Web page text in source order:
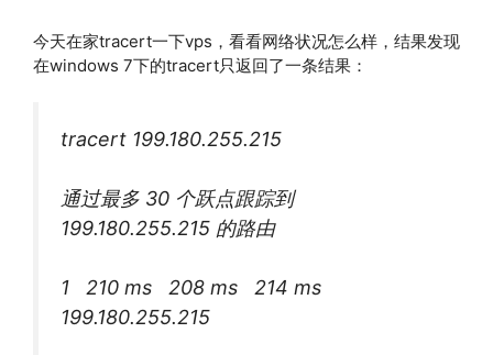
今天在家tracert一下vps，看看网络状况怎么样，结果发现
在windows 7下的tracert只返回了一条结果：
tracert 199.180.255.215
通过最多 30 个跃点跟踪到
199.180.255.215 的路由
1 210 ms 208 ms 214 ms
199.180.255.215